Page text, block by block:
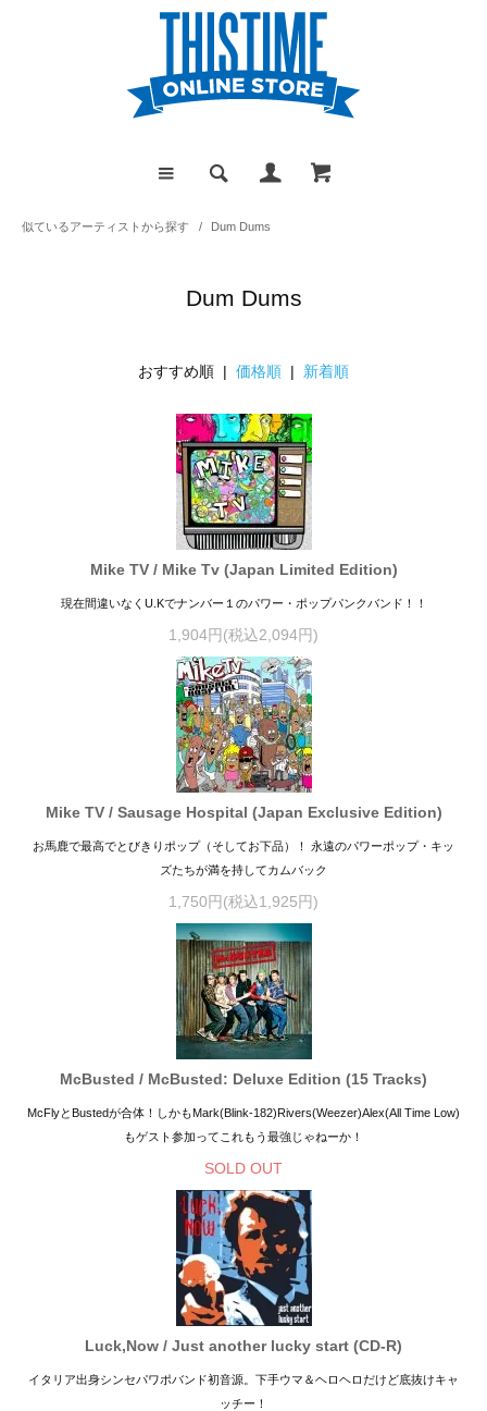
似ているアーティストから探す / Dum Dums
Dum Dums
おすすめ順 | 価格順 | 新着順
Mike TV / Mike Tv (Japan Limited Edition)
現在間違いなくU.Kでナンバー１のパワー・ポップパンクバンド！！
1,904円(税込2,094円)
Mike TV / Sausage Hospital (Japan Exclusive Edition)
お馬鹿で最高でとびきりポップ（そしてお下品）！ 永遠のパワーポップ・キッ
ズたちが満を持してカムバック
1,750円(税込1,925円)
McBusted / McBusted: Deluxe Edition (15 Tracks)
McFlyとBustedが合体！しかもMark(Blink-182)Rivers(Weezer)Alex(All Time Low)
もゲスト参加ってこれもう最強じゃねーか！
SOLD OUT
Luck,Now / Just another lucky start (CD-R)
イタリア出身シンセパワポバンド初音源。下手ウマ＆ヘロヘロだけど底抜けキャ
ッチー！